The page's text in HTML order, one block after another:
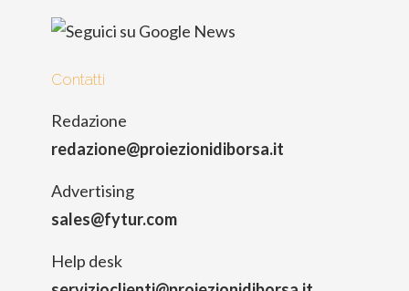
Contatti
Redazione
redazione@proiezionidiborsa.it
Advertising
sales@fytur.com
Help desk